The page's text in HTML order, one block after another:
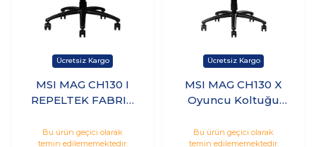
MSI MAG CH130 I
REPELTEK FABRIC
Bu ürün geçici olarak
temin edilememektedir.
MSI MAG CH130 X
Oyuncu Koltuğu
Bu ürün geçici olarak
temin edilememektedir.